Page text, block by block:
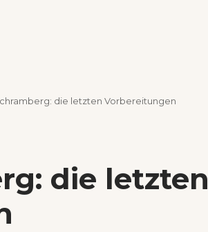
die letzten Vorbereitungen
die letzten